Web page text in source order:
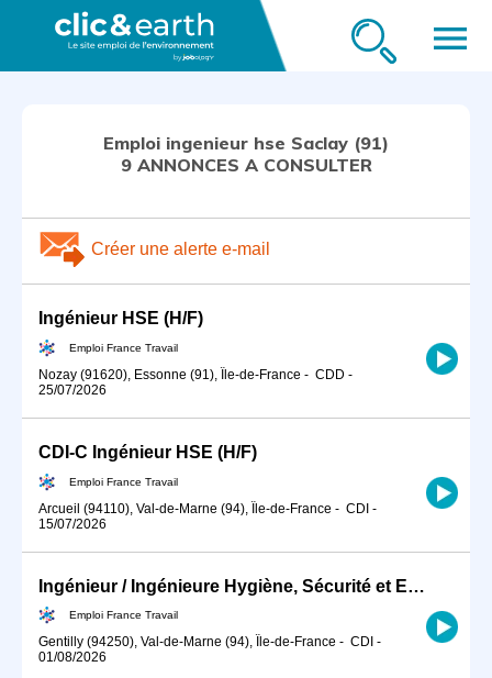
menu
Emploi ingenieur hse Saclay (91)
9 ANNONCES A CONSULTER
Créer une alerte e-mail
Ingénieur HSE (H/F)
Emploi France Travail
Nozay (91620), Essonne (91), Île-de-France - CDD -
25/07/2026
CDI-C Ingénieur HSE (H/F)
Emploi France Travail
Arcueil (94110), Val-de-Marne (94), Île-de-France - CDI -
15/07/2026
Ingénieur / Ingénieure Hygiène, Sécurité et Environnement en indu (H/F)
Emploi France Travail
Gentilly (94250), Val-de-Marne (94), Île-de-France - CDI -
01/08/2026